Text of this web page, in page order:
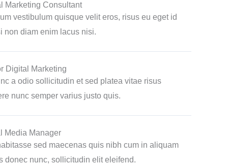
Marketing Consultant
vestibulum quisque velit eros, risus eu eget id
non diam enim lacus nisi.
Digital Marketing
a odio sollicitudin et sed platea vitae risus
nunc semper varius justo quis.
Media Manager
sed maecenas quis nibh cum in aliquam
donec nunc, sollicitudin elit eleifend.